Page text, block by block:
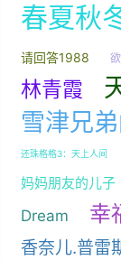
春夏秋
请回答1988
林青霞
雪津兄
还珠格格3：天上人间
妈妈朋友的儿子
Dream
幸
香奈儿.普雷